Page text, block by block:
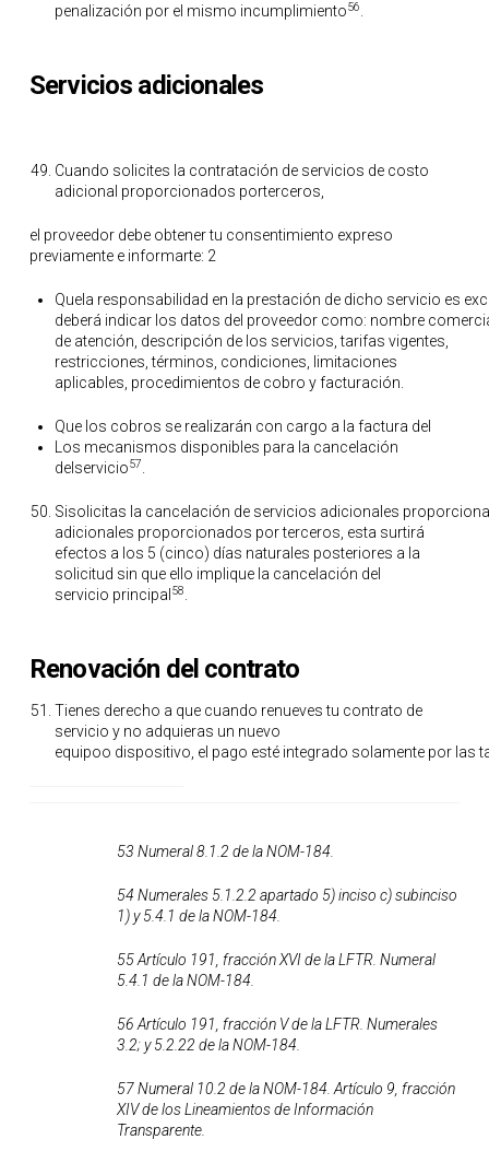
penalización por el mismo incumplimiento56
Servicios adicionales
Cuando solicites la contratación de servicios de costo
adicional proporcionados porterceros,
el proveedor debe obtener tu consentimiento expreso
previamente e informarte: 2
Quela responsabilidad en la prestación de dicho servicio es
deberá indicar los datos del proveedor como: nombre
de atención, descripción de los servicios, tarifas vigentes,
restricciones, términos, condiciones, limitaciones
aplicables, procedimientos de cobro y facturación.
Que los cobros se realizarán con cargo a la factura del
Los mecanismos disponibles para la cancelación
delservicio57
Sisolicitas la cancelación de servicios adicionales
adicionales proporcionados por terceros, esta surtirá
efectos a los 5 (cinco) días naturales posteriores a la
solicitud sin que ello implique la cancelación del
servicio principal 58
Renovación del contrato
Tienes derecho a que cuando renueves tu contrato de
servicio y no adquieras un nuevo
equipoo dispositivo, el pago esté integrado solamente por las
53 Numeral 8.1.2 de la NOM-184.
54 Numerales 5.1.2.2 apartado 5) inciso c) subinciso
1) y 5.4.1 de la NOM-184.
55 Artículo 191, fracción XVI de la LFTR. Numeral
5.4.1 de la NOM-184.
56 Artículo 191, fracción V de la LFTR. Numerales
3.2; y 5.2.22 de la NOM-184.
57 Numeral 10.2 de la NOM-184. Artículo 9, fracción
XIV de los Lineamientos de Información
Transparente.